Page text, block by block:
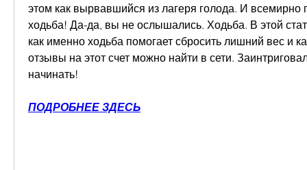
этом как вырвавшийся из лагеря голода. И всемирно
ходьба! Да-да, вы не ослышались. Ходьба. В этой
как именно ходьба помогает сбросить лишний вес и
отзывы на этот счет можно найти в сети.
начинать!
ПОДРОБНЕЕ ЗДЕСЬ